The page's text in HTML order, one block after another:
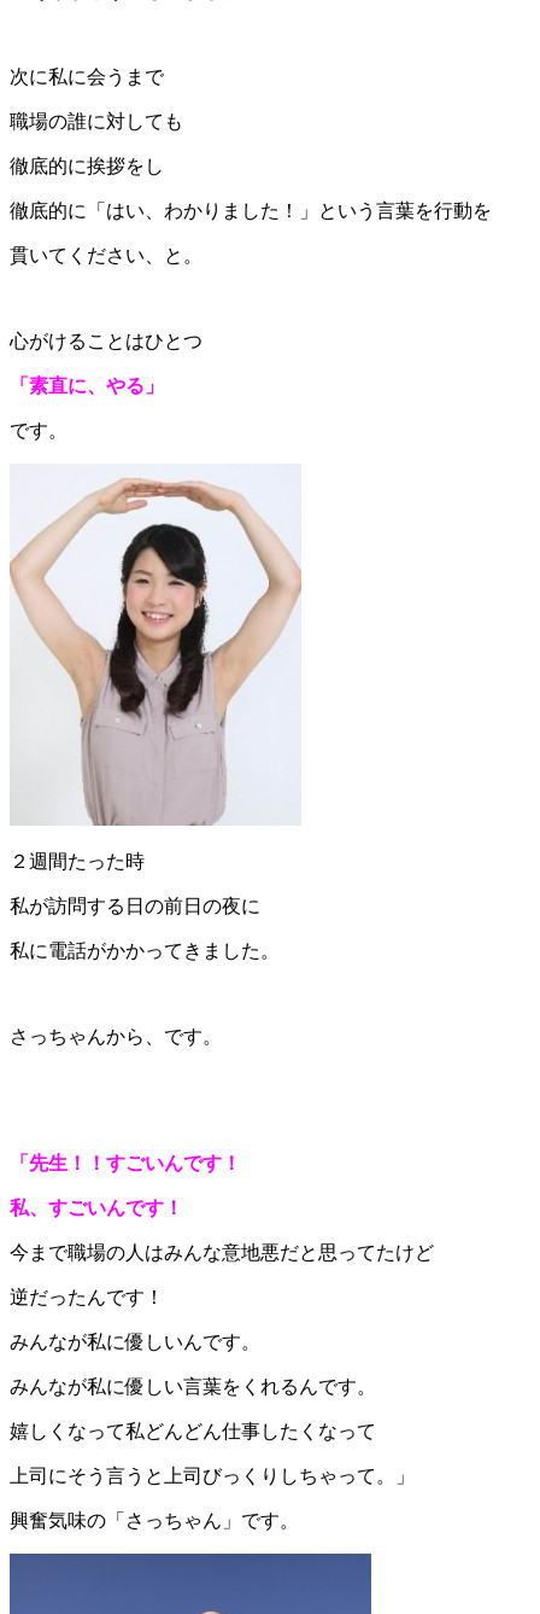
次に私に会うまで
職場の誰に対しても
徹底的に挨拶をし
徹底的に「はい、わかりました！」という言葉を行動を
貫いてください、と。
心がけることはひとつ
「素直に、やる」
です。
２週間たった時
私が訪問する日の前日の夜に
私に電話がかかってきました。
さっちゃんから、です。
「先生！！すごいんです！
私、すごいんです！
今まで職場の人はみんな意地悪だと思ってたけど
逆だったんです！
みんなが私に優しいんです。
みんなが私に優しい言葉をくれるんです。
嬉しくなって私どんどん仕事したくなって
上司にそう言うと上司びっくりしちゃって。」
興奮気味の「さっちゃん」です。